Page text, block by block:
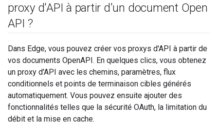
proxy d'API à partir d'un document Open
API ?
Dans Edge, vous pouvez créer vos proxys d'API à partir de
vos documents OpenAPI. En quelques clics, vous obtenez
un proxy d'API avec les chemins, paramètres, flux
conditionnels et points de terminaison cibles générés
automatiquement. Vous pouvez ensuite ajouter des
fonctionnalités telles que la sécurité OAuth, la limitation du
débit et la mise en cache.